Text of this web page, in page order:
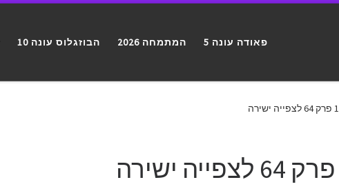
פאודה עונה 5 המתמחה 2026 הבוזגלוס עונה 10